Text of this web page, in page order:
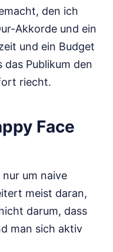
den ich
Akkorde und ein
und ein Budget
Publikum den
riecht.
Face
um naive
meist daran,
darum, dass
man sich aktiv